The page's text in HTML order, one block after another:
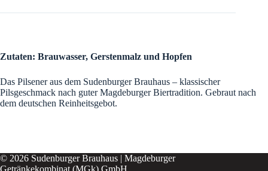
Zutaten: Brauwasser, Gerstenmalz und Hopfen
Das Pilsener aus dem Sudenburger Brauhaus – klassischer
Pilsgeschmack nach guter Magdeburger Biertradition. Gebraut nach
dem deutschen Reinheitsgebot.
© 2026 Sudenburger Brauhaus | Magdeburger
Getränkekombinat (MGk) GmbH